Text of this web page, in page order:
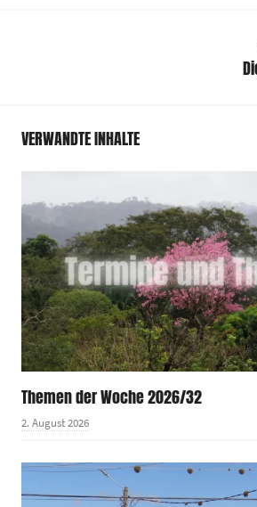
VERWANDTE INHALTE
Themen der Woche 2026/32
2. August 2026